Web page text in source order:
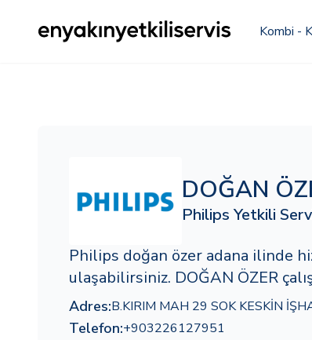
Kombi -
DOĞAN
Philips Yetkili
Philips doğan özer adana ilinde
ulaşabilirsiniz. DOĞAN ÖZER
Adres:B.KIRIM MAH 29 SOK KESKİN
Telefon:+903226127951